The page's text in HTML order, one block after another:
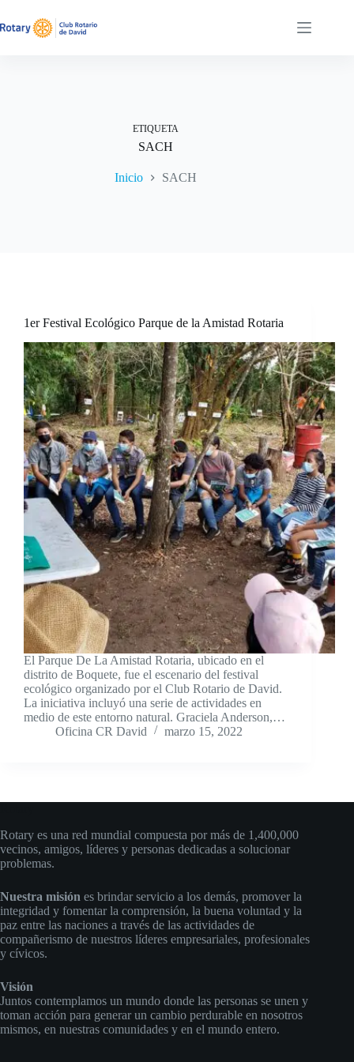
al
contenido
ETIQUETA
SACH
Inicio SACH
1er Festival Ecológico Parque de la Amistad Rotaria
El Parque De La Amistad Rotaria, ubicado en el
distrito de Boquete, fue el escenario del festival
ecológico organizado por el Club Rotario de David.
La iniciativa incluyó una serie de actividades en
medio de este entorno natural. Graciela Anderson,…
Oficina CR David
marzo 15, 2022
Rotary es una red mundial compuesta por más de 1,400,000
vecinos, amigos, líderes y personas dedicadas a solucionar
problemas.
Nuestra misión es brindar servicio a los demás, promover la
integridad y fomentar la comprensión, la buena voluntad y la
paz entre las naciones a través de las actividades de
compañerismo de nuestros líderes empresariales, profesionales
y cívicos.
Visión
Juntos contemplamos un mundo donde las personas se unen y
toman acción para generar un cambio perdurable en nosotros
mismos, en nuestras comunidades y en el mundo entero.